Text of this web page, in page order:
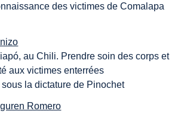
des victimes de Comalapa
au Chili. Prendre soin des corps et
aux victimes enterrées
la dictature de Pinochet
Romero